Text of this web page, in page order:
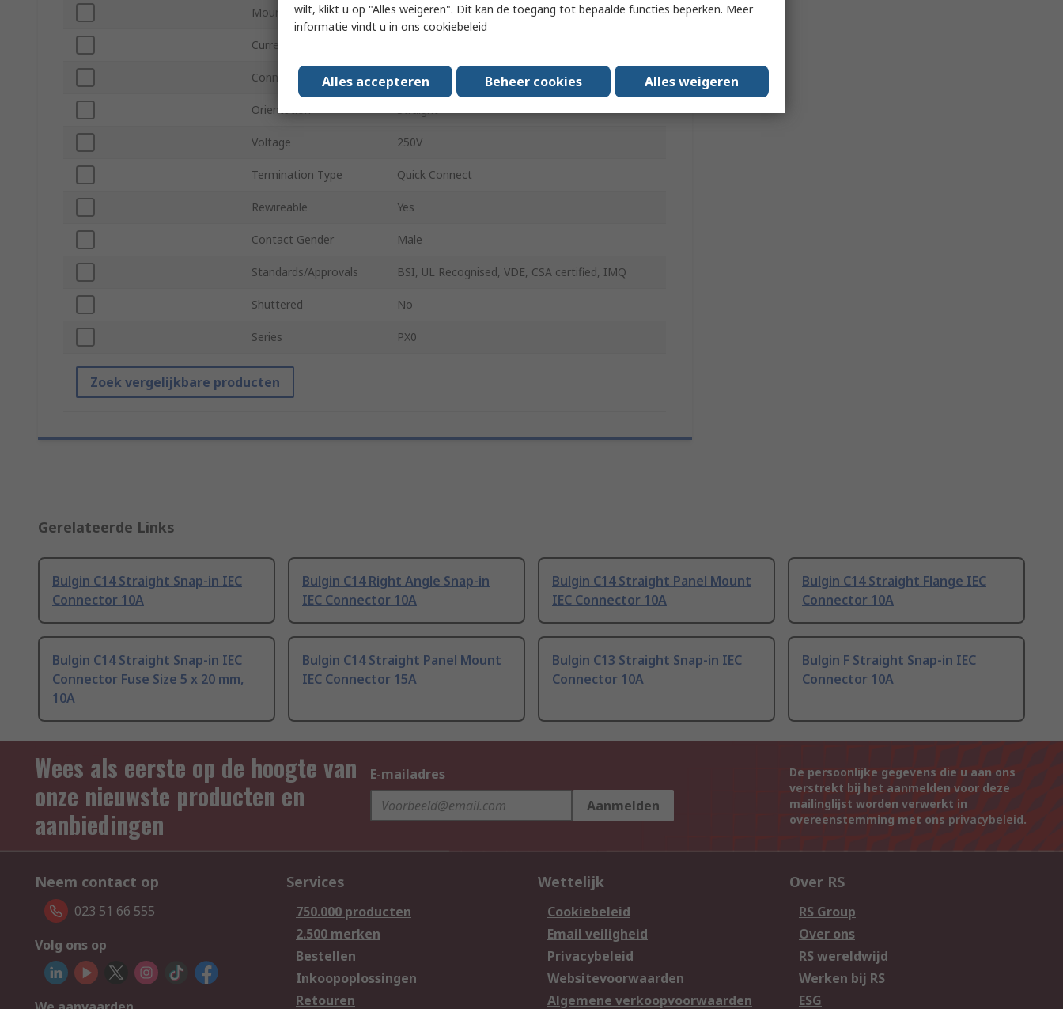
Mount Type Snap-in
Current
Connector Gender Male
Orientation Straight
Voltage 250V
Termination Type Quick Connect
Rewireable Yes
Contact Gender Male
Standards/Approvals BSI, UL Recognised, VDE, CSA certified, IMQ
Shuttered No
Series PX0
Zoek vergelijkbare producten
Gerelateerde Links
Bulgin C14 Straight Snap-in IEC
Connector 10A
Bulgin C14 Right Angle Snap-in
IEC Connector 10A
Bulgin C14 Straight Panel Mount
IEC Connector 10A
Bulgin C14 Straight Flange IEC
Connector 10A
Bulgin C14 Straight Snap-in IEC
Connector Fuse Size 5 x 20 mm,
10A
Bulgin C14 Straight Panel Mount
IEC Connector 15A
Bulgin C13 Straight Snap-in IEC
Connector 10A
Bulgin F Straight Snap-in IEC
Connector 10A
Wees als eerste op de hoogte van
onze nieuwste producten en
aanbiedingen
E-mailadres
Aanmelden
De persoonlijke gegevens die u aan ons
verstrekt bij het aanmelden voor deze
mailinglijst worden verwerkt in
overeenstemming met ons privacybeleid.
Neem contact op
023 51 66 555
Volg ons op
Services
750.000 producten
2.500 merken
Bestellen
Inkoopoplossingen
Retouren
Wettelijk
Cookiebeleid
Email veiligheid
Privacybeleid
Websitevoorwaarden
Algemene verkoopvoorwaarden
Over RS
RS Group
Over ons
RS wereldwijd
Werken bij RS
ESG
wilt, klikt u op "Alles weigeren". Dit kan de toegang tot bepaalde functies beperken. Meer
informatie vindt u in ons cookiebeleid
Alles accepteren Beheer cookies Alles weigeren